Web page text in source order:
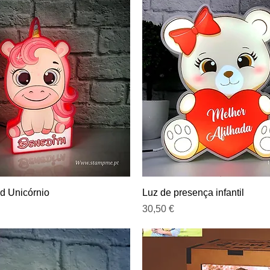
Visualização rápida
Unicórnio
Visualização rápida
Luz de presença infantil
Preço
30,50 €